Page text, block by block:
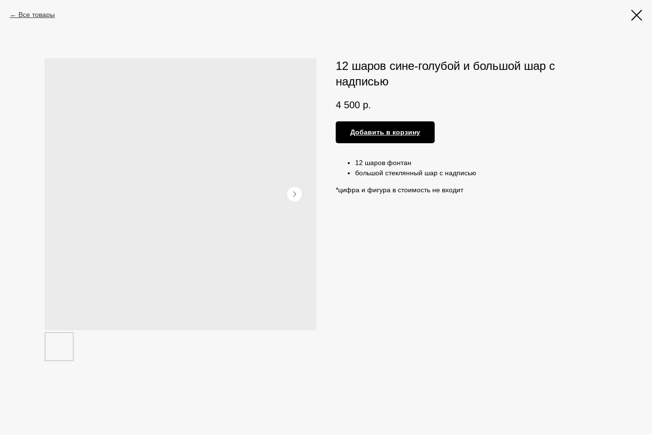
Все товары
12 шаров сине-голубой и большой шар с
надписью
4 500 р.
Добавить в корзину
12 шаров фонтан
большой стеклянный шар с надписью
*цифра и фигура в стоимость не входит